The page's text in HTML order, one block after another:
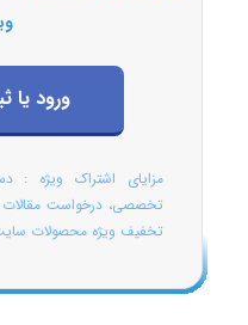
ورود یا
مزایای اشتراک ویژه :
تخصصی، درخواست مقالات
تخفیف ویژه محصولات